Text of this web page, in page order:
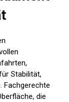
Stabilität,
Fachgerechte
die